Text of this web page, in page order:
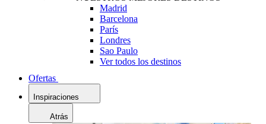
Madrid
Barcelona
París
Londres
Sao Paulo
Ver todos los destinos
Ofertas
Inspiraciones
Atrás